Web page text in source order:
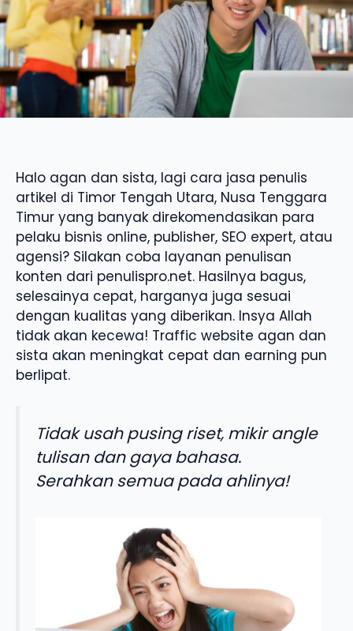
Halo agan dan sista, lagi cara jasa penulis
artikel di Timor Tengah Utara, Nusa Tenggara
Timur yang banyak direkomendasikan para
pelaku bisnis online, publisher, SEO expert, atau
agensi? Silakan coba layanan penulisan
konten dari penulispro.net. Hasilnya bagus,
selesainya cepat, harganya juga sesuai
dengan kualitas yang diberikan. Insya Allah
tidak akan kecewa! Traffic website agan dan
sista akan meningkat cepat dan earning pun
berlipat.
Tidak usah pusing riset, mikir angle
tulisan dan gaya bahasa.
Serahkan semua pada ahlinya!